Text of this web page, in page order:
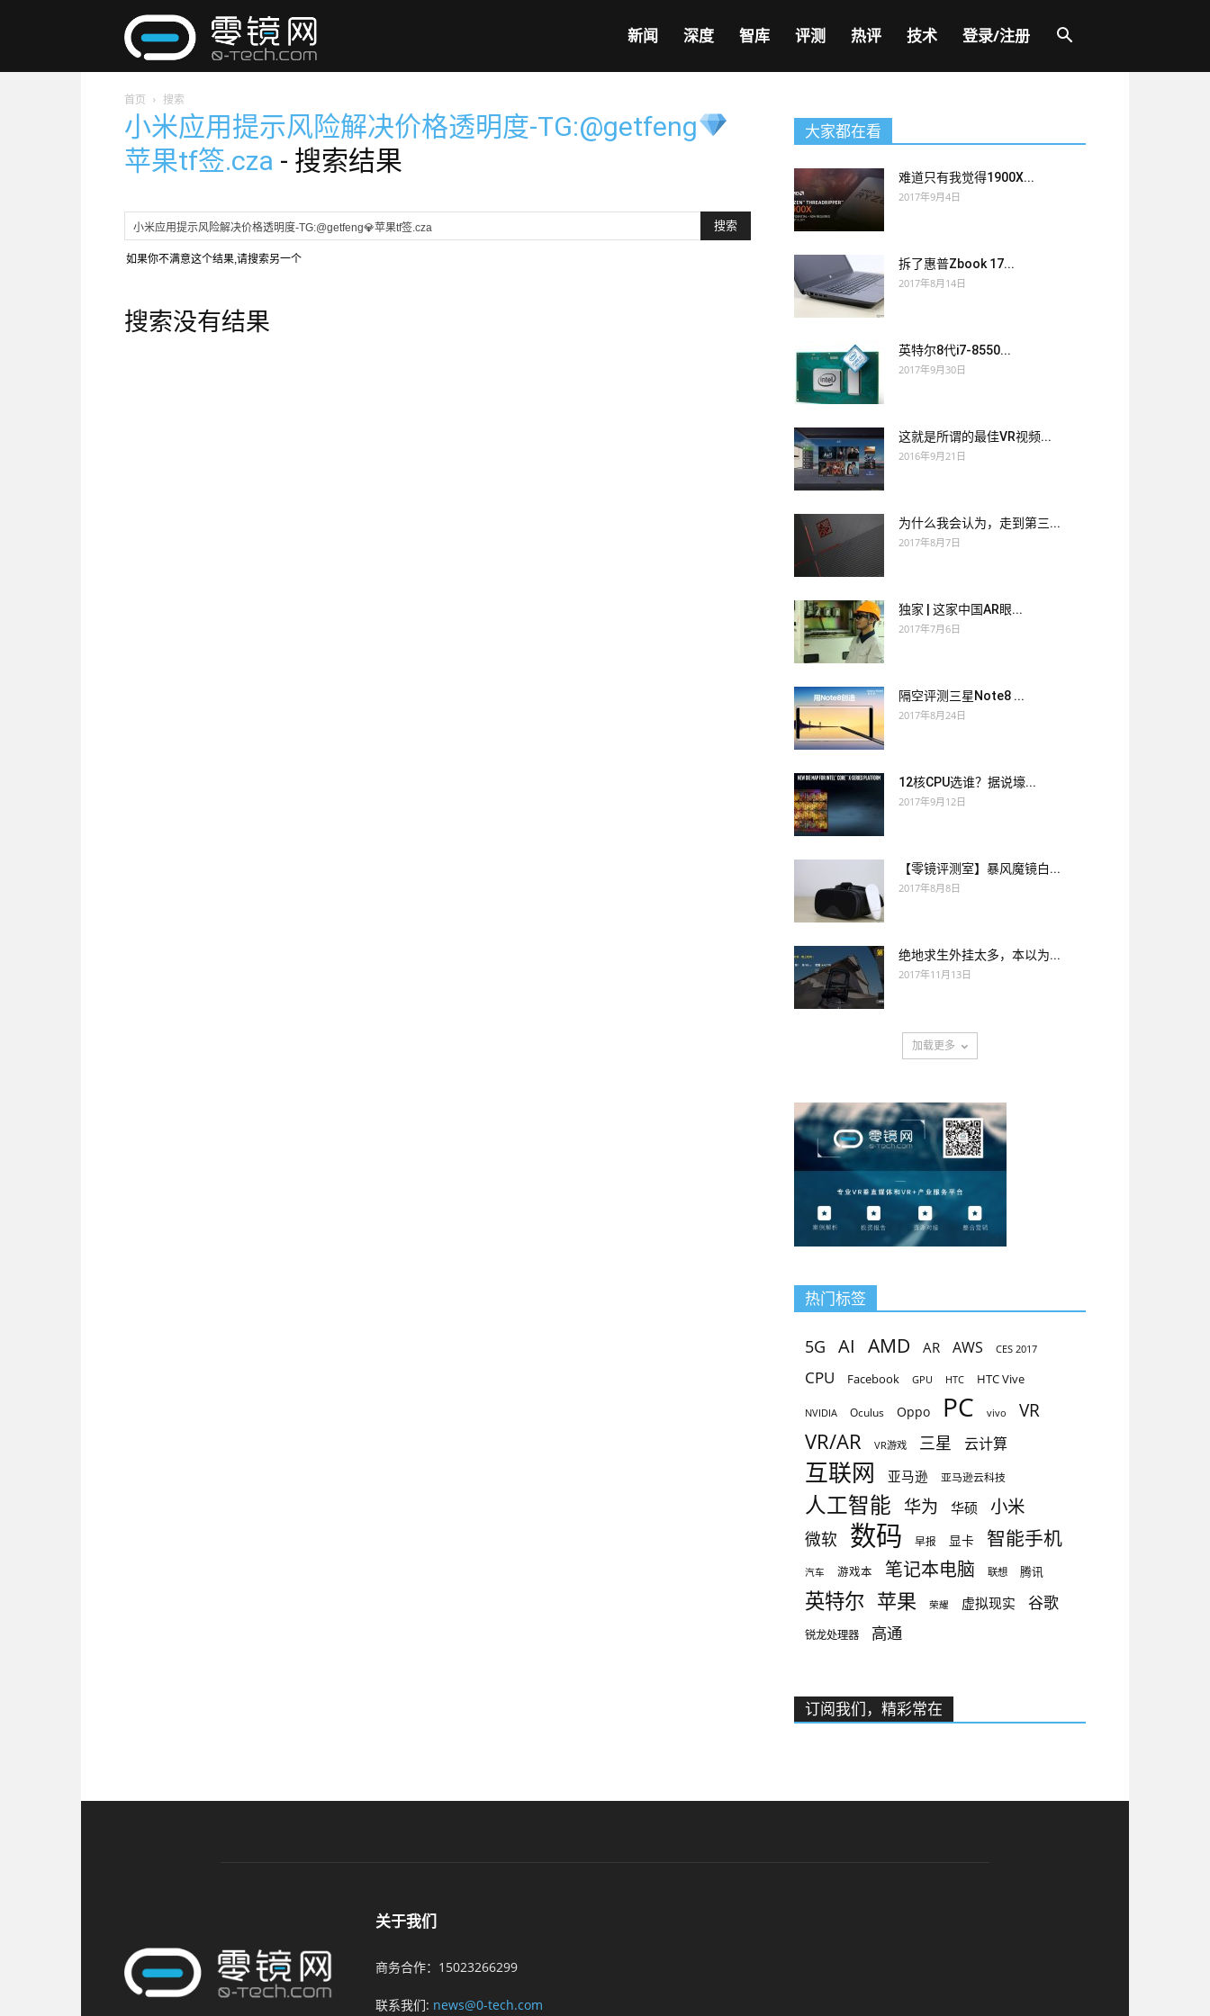
网
新闻 深度 智库 评测 热评 技术 登录/注册
首页 搜索
小米应用提示风险解决价格透明度-TG:@getfeng
苹果tf签.cza - 搜索结果
如果你不满意这个结果,请搜索另一个
搜索没有结果
大家都在看
难道只有我觉得1900X...
2017年9月4日
拆了惠普Zbook 17...
2017年8月14日
英特尔8代i7-8550...
2017年9月30日
这就是所谓的最佳VR视频...
2016年9月21日
为什么我会认为，走到第三...
2017年8月7日
独家 | 这家中国AR眼...
2017年7月6日
隔空评测三星Note8 ...
2017年8月24日
12核CPU选谁？据说壕...
2017年9月12日
【零镜评测室】暴风魔镜白...
2017年8月8日
绝地求生外挂太多，本以为...
2017年11月13日
加载更多
热门标签
5G AI AMD AR AWS CES 2017
CPU Facebook GPU HTC HTC Vive
NVIDIA Oculus Oppo PC vivo VR
VR/AR VR游戏 三星 云计算
互联网 亚马逊 亚马逊云科技
人工智能 华为 华硕 小米
微软 数码 早报 显卡 智能手机
汽车 游戏本 笔记本电脑 联想 腾讯
英特尔 苹果 荣耀 虚拟现实 谷歌
锐龙处理器 高通
订阅我们，精彩常在
关于我们
商务合作：15023266299
联系我们: news@0-tech.com